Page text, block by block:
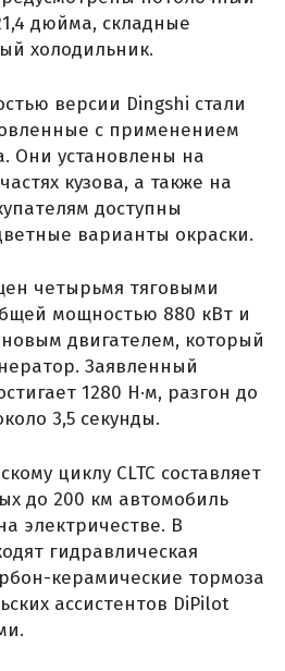
дюйма, складные
холодильник.
версии Dingshi стали
с применением
Они установлены на
кузова, а также на
доступны
варианты окраски.
четырьмя тяговыми
мощностью 880 кВт и
двигателем, который
Заявленный
1280 Н·м, разгон до
3,5 секунды.
циклу CLTC составляет
до 200 км автомобиль
электричестве. В
гидравлическая
керамические тормоза
ассистентов DiPilot